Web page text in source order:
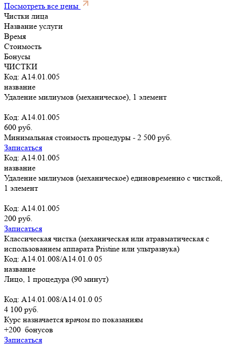
Посмотреть все цены
Чистки лица
Название услуги
Время
Стоимость
Бонусы
ЧИСТКИ
Код: A14.01.005
название
Удаление милиумов (механическое), 1 элемент
Код: A14.01.005
600 руб.
Минимальная стоимость процедуры - 2 500 руб.
Записаться
Код: A14.01.005
название
Удаление милиумов (механическое) единовременно с чисткой,
1 элемент
Код: A14.01.005
200 руб.
Записаться
Классическая чистка (механическая или атравматическая с
использованием аппарата Pristine или ультразвука)
Код: A14.01.008/A14.01.0 05
название
Лицо, 1 процедура (90 минут)
Код: A14.01.008/A14.01.0 05
4 100 руб.
Курс назначается врачом по показаниям
+200 бонусов
Записаться